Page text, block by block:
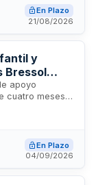
de
es de un curso
En Plazo
21/08/2026
y
Bressol
apoyo
cuatro meses a
El contrato
no puede
En Plazo
04/09/2026